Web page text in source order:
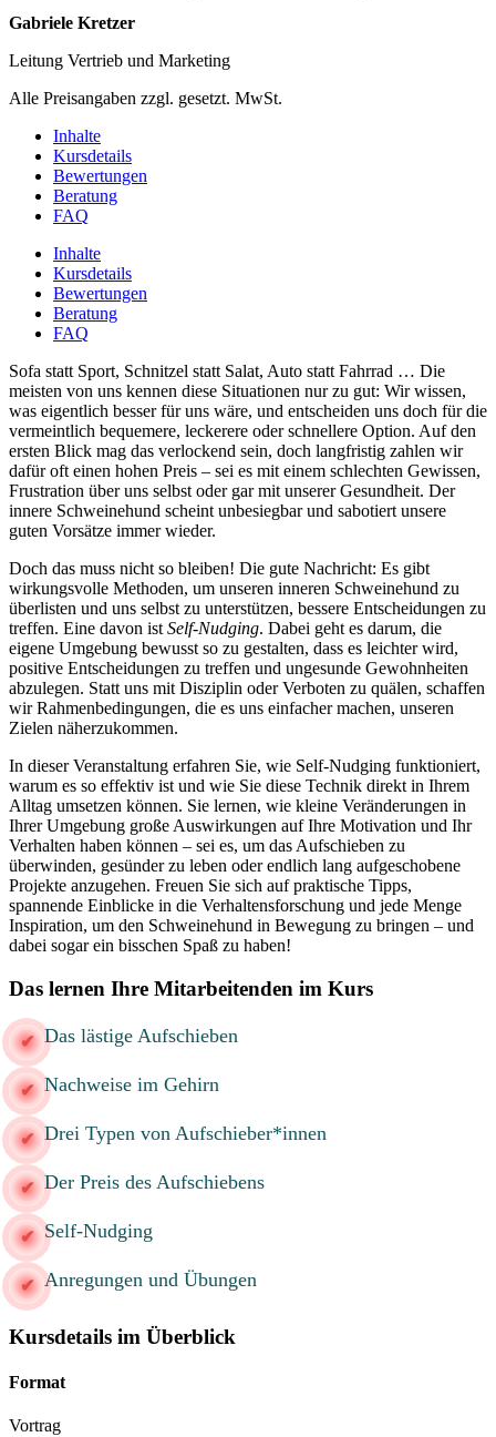
Gabriele Kretzer
Leitung Vertrieb und Marketing
Alle Preisangaben zzgl. gesetzt. MwSt.
Inhalte
Kursdetails
Bewertungen
Beratung
FAQ
Inhalte
Kursdetails
Bewertungen
Beratung
FAQ
Sofa statt Sport, Schnitzel statt Salat, Auto statt Fahrrad … Die
meisten von uns kennen diese Situationen nur zu gut: Wir wissen,
was eigentlich besser für uns wäre, und entscheiden uns doch für die
vermeintlich bequemere, leckerere oder schnellere Option. Auf den
ersten Blick mag das verlockend sein, doch langfristig zahlen wir
dafür oft einen hohen Preis – sei es mit einem schlechten Gewissen,
Frustration über uns selbst oder gar mit unserer Gesundheit. Der
innere Schweinehund scheint unbesiegbar und sabotiert unsere
guten Vorsätze immer wieder.
Doch das muss nicht so bleiben! Die gute Nachricht: Es gibt
wirkungsvolle Methoden, um unseren inneren Schweinehund zu
überlisten und uns selbst zu unterstützen, bessere Entscheidungen zu
treffen. Eine davon ist Self-Nudging. Dabei geht es darum, die
eigene Umgebung bewusst so zu gestalten, dass es leichter wird,
positive Entscheidungen zu treffen und ungesunde Gewohnheiten
abzulegen. Statt uns mit Disziplin oder Verboten zu quälen, schaffen
wir Rahmenbedingungen, die es uns einfacher machen, unseren
Zielen näherzukommen.
In dieser Veranstaltung erfahren Sie, wie Self-Nudging funktioniert,
warum es so effektiv ist und wie Sie diese Technik direkt in Ihrem
Alltag umsetzen können. Sie lernen, wie kleine Veränderungen in
Ihrer Umgebung große Auswirkungen auf Ihre Motivation und Ihr
Verhalten haben können – sei es, um das Aufschieben zu
überwinden, gesünder zu leben oder endlich lang aufgeschobene
Projekte anzugehen. Freuen Sie sich auf praktische Tipps,
spannende Einblicke in die Verhaltensforschung und jede Menge
Inspiration, um den Schweinehund in Bewegung zu bringen – und
dabei sogar ein bisschen Spaß zu haben!
Das lernen Ihre Mitarbeitenden im Kurs
Das lästige Aufschieben
Nachweise im Gehirn
Drei Typen von Aufschieber*innen
Der Preis des Aufschiebens
Self-Nudging
Anregungen und Übungen
Kursdetails im Überblick
Format
Vortrag